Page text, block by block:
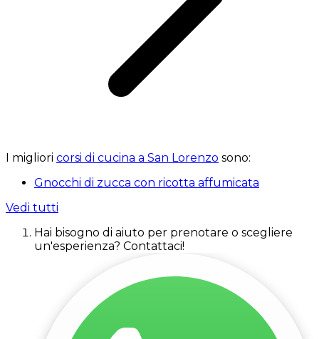
I migliori corsi di cucina a San Lorenzo sono:
Gnocchi di zucca con ricotta affumicata
Vedi tutti
Hai bisogno di aiuto per prenotare o scegliere
un'esperienza? Contattaci!